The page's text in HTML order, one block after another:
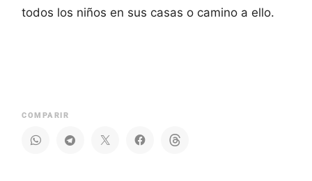
todos los niños en sus casas o camino a ello.
COMPARIR